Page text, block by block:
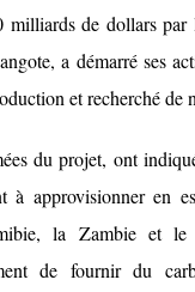
de dollars par
a démarré ses
et recherché de
du projet, ont
à approvisionner en
la Zambie et le
de fournir du